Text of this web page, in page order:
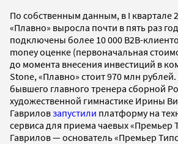
По собственным данным, в I квартале
«Плавно» выросла почти в пять раз
подключены более 10 000 В2В-
money оценке (первоначальная
до момента внесения инвестиций в
Stone, «Плавно» стоит 970 млн
бывшего главного тренера сборной
художественной гимнастике Ирины
Гавриловзапустили платформу на
сервиса для приема чаевых «Премьер
Гаврилов — основатель «Премьер